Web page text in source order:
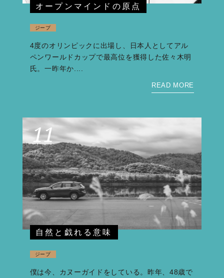
オープンマインドの原点
ジープ
4度のオリンピックに出場し、日本人としてアル
ペンワールドカップで最高位を獲得した佐々木明
氏。一昨年か....
READ MORE
11
自然と戯れる意味
ジープ
僕は今、カヌーガイドをしている。昨年、48歳で